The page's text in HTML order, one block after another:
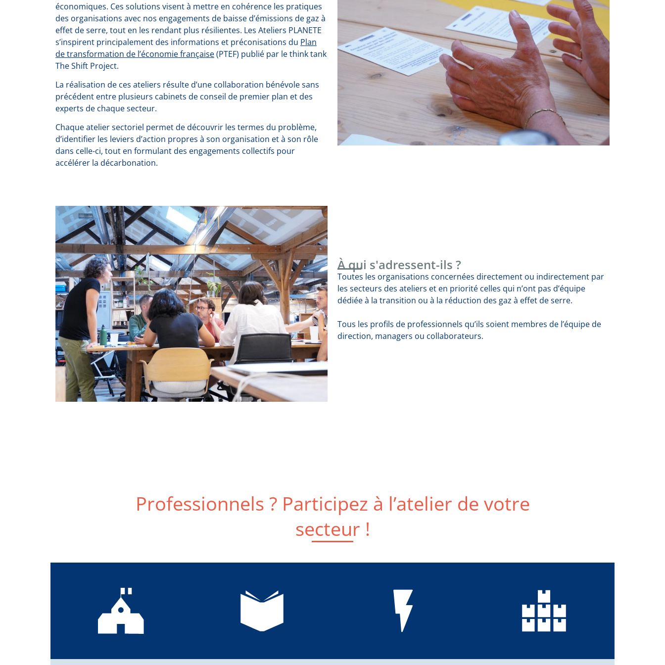
économiques. Ces solutions visent à mettre en cohérence les pratiques
des organisations avec nos engagements de baisse d’émissions de gaz à
effet de serre, tout en les rendant plus résilientes. Les Ateliers PLANETE
s’inspirent principalement des informations et préconisations du Plan
de transformation de l’économie française(PTEF) publié par le think tank
The Shift Project.
La réalisation de ces ateliers résulte d’une collaboration bénévole sans
précédent entre plusieurs cabinets de conseil de premier plan et des
experts de chaque secteur.
Chaque atelier sectoriel permet de découvrir les termes du problème,
d’identifier les leviers d’action propres à son organisation et à son rôle
dans celle-ci, tout en formulant des engagements collectifs pour
accélérer la décarbonation.
À qui s'adressent-ils ?
Toutes les organisations concernées directement ou indirectement par
les secteurs des ateliers et en priorité celles qui n’ont pas d’équipe
dédiée à la transition ou à la réduction des gaz à effet de serre.
Tous les profils de professionnels qu’ils soient membres de l’équipe de
direction, managers ou collaborateurs.
Professionnels ? Participez à l’atelier de votre
secteur !